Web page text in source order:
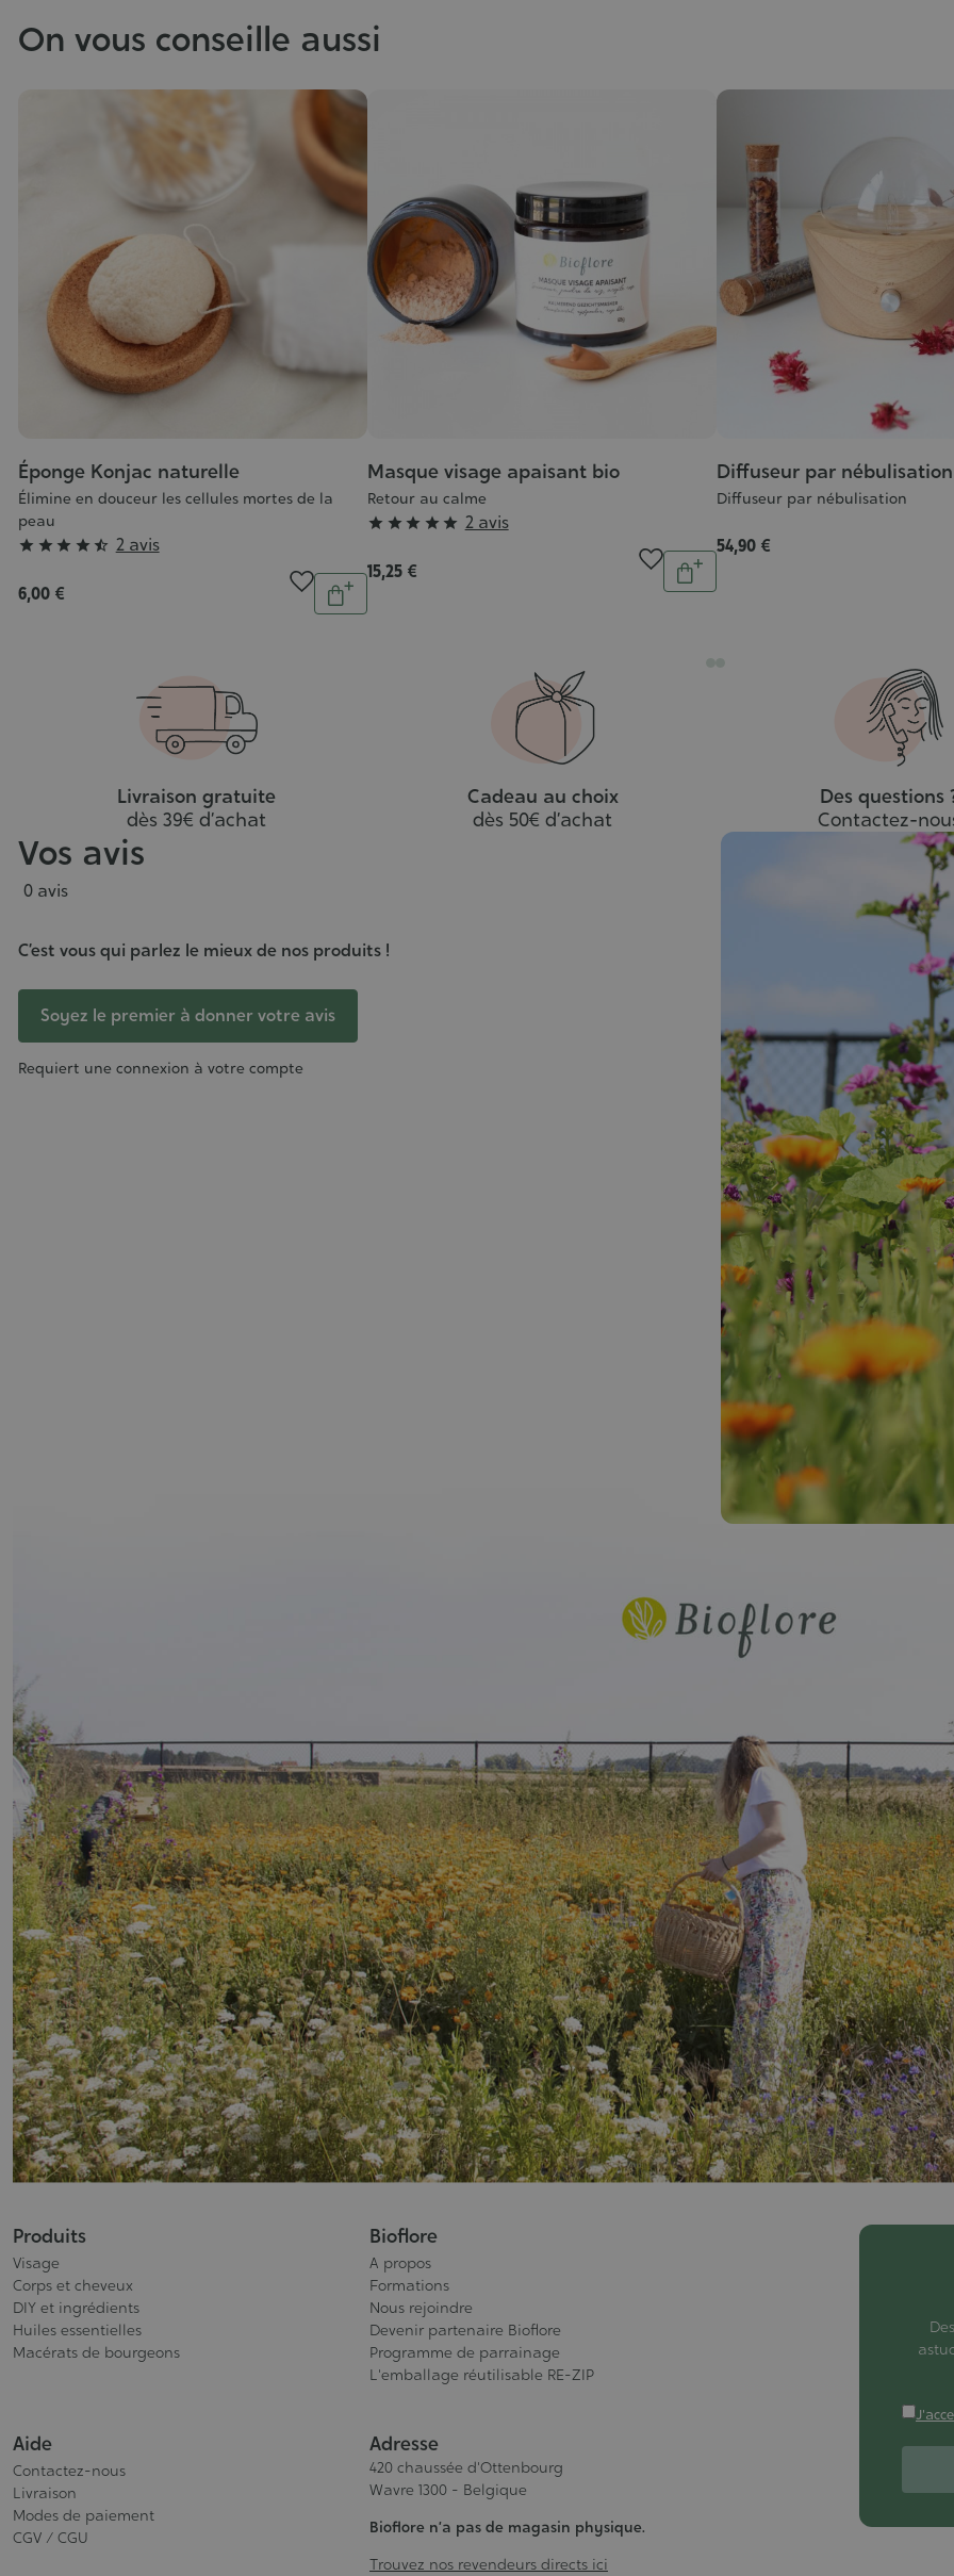
On vous conseille aussi
Éponge Konjac naturelle
Élimine en douceur les cellules mortes de la
peau
Grade
4/5
     2 avis
6,00 € Quantité
Ajouter
Masque visage apaisant bio
Retour au calme
Grade
5/5
     2 avis
15,25 € Quantité
Ajouter
Diffuseur par nébulisation
Diffuseur par nébulisation
54,90 €
Livraison gratuite
dès 39€ d’achat
Cadeau au choix
dès 50€ d’achat
Des questions
Contactez-
Vos avis
0 avis
C’est vous qui parlez le mieux de nos produits !
Soyez le premier à donner votre avis
Requiert une connexion à votre compte
Produits
Visage
Corps et cheveux
DIY et ingrédients
Huiles essentielles
Macérats de bourgeons
Bioflore
A propos
Formations
Nous rejoindre
Devenir partenaire Bioflore
Programme de parrainage
L'emballage réutilisable RE-ZIP
Aide
Contactez-nous
Livraison
Modes de paiement
CGV / CGU
Adresse
420 chaussée d'Ottenbourg
Wavre 1300 - Belgique
Bioflore n’a pas de magasin physique.
Trouvez nos revendeurs directs ici